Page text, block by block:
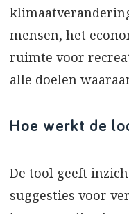
mensen, het
ruimte voor
alle doelen
Hoe werkt de
De tool geeft
suggesties voor